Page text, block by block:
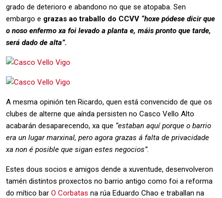
grado de deterioro e abandono no que se atopaba. Sen
embargo e grazas ao traballo do CCVV “hoxe pódese dicir que
o noso enfermo xa foi levado a planta e, máis pronto que tarde,
será dado de alta”.
A mesma opinión ten Ricardo, quen está convencido de que os
clubes de alterne que aínda persisten no Casco Vello Alto
acabarán desaparecendo, xa que “estaban aquí porque o barrio
era un lugar marxinal, pero agora grazas á falta de privacidade
xa non é posible que sigan estes negocios”.
Estes dous socios e amigos dende a xuventude, desenvolveron
tamén distintos proxectos no barrio antigo como foi a reforma
do mítico bar O Corbatas na rúa Eduardo Chao e traballan na